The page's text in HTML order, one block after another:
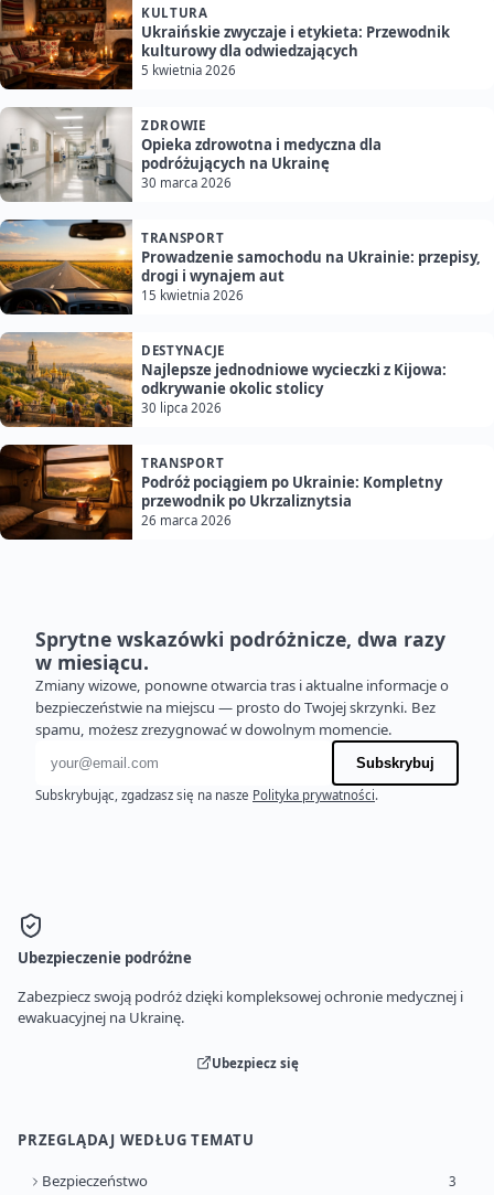
KULTURA
Ukraińskie zwyczaje i etykieta: Przewodnik
kulturowy dla odwiedzających
5 kwietnia 2026
ZDROWIE
Opieka zdrowotna i medyczna dla
podróżujących na Ukrainę
30 marca 2026
TRANSPORT
Prowadzenie samochodu na Ukrainie: przepisy,
drogi i wynajem aut
15 kwietnia 2026
DESTYNACJE
Najlepsze jednodniowe wycieczki z Kijowa:
odkrywanie okolic stolicy
30 lipca 2026
TRANSPORT
Podróż pociągiem po Ukrainie: Kompletny
przewodnik po Ukrzaliznytsia
26 marca 2026
Sprytne wskazówki podróżnicze, dwa razy
w miesiącu.
Zmiany wizowe, ponowne otwarcia tras i aktualne informacje o
bezpieczeństwie na miejscu — prosto do Twojej skrzynki. Bez
spamu, możesz zrezygnować w dowolnym momencie.
Adres e-mail
Subskrybuj
Subskrybując, zgadzasz się na nasze Polityka prywatności.
Ubezpieczenie podróżne
Zabezpiecz swoją podróż dzięki kompleksowej ochronie medycznej i
ewakuacyjnej na Ukrainę.
Ubezpiecz się
PRZEGLĄDAJ WEDŁUG TEMATU
Bezpieczeństwo 3